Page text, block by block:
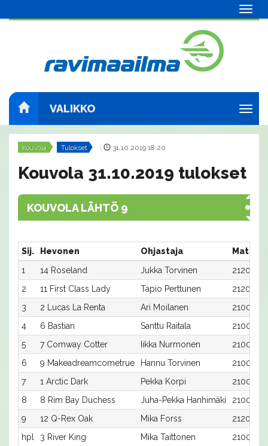
VALIKKO
Kouvola Tulokset 31.10.2019 18:20
Kouvola 31.10.2019 tulokset
KOUVOLA LÄHTÖ 9
Sij. Hevonen Ohjastaja
1
14 Roseland Jukka Torvinen
2120:5
2
11 First Class Lady Tapio Perttunen
2120:2
3
2 Lucas La Renta Ari Moilanen
2100:2
4
6 Bastian Santtu Raitala
2100:6
5
7 Comway Cotter Iikka Nurmonen
2100:7
6
9 Makeadreamcometrue Hannu Torvinen
2100:9
7
1 Arctic Dark Pekka Korpi
2100:1
8
8 Rim Bay Duchess Juha-Pekka Hanhimäki
2100:8
9
12 Q-Rex Oak Mika Forss
2120:3
hpl
3 River King Mika Taittonen
2100:3